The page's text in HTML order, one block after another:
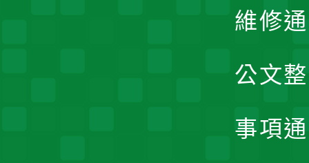
維修
公文
事項